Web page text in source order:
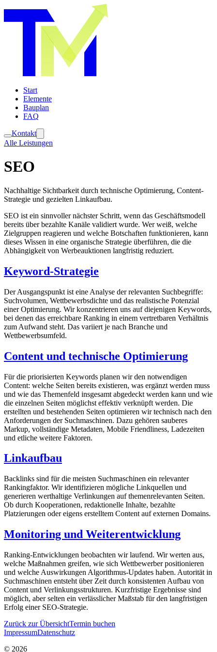
Start
Elemente
Bauplan
FAQ
Kontakt
Alle Leistungen
SEO
Nachhaltige Sichtbarkeit durch technische Optimierung, Content-
Strategie und gezielten Linkaufbau.
SEO ist ein sinnvoller nächster Schritt, wenn das Geschäftsmodell
bereits über bezahlte Kanäle validiert wurde. Wer weiß, welche
Zielgruppen reagieren und welche Botschaften funktionieren, kann
dieses Wissen in eine organische Strategie überführen, die die
Abhängigkeit von Werbeauktionen langfristig reduziert.
Keyword-Strategie
Der Ausgangspunkt ist eine Analyse der relevanten Suchbegriffe:
Suchvolumen, Wettbewerbsdichte und das realistische Potenzial
einer Optimierung. Wir konzentrieren uns auf diejenigen Keywords,
bei denen das erreichbare Ranking in einem vertretbaren Verhältnis
zum Aufwand steht. Das variiert je nach Branche und
Wettbewerbsumfeld.
Content und technische Optimierung
Für die priorisierten Keywords planen wir den notwendigen
Content: welche Seiten bereits existieren, was ergänzt werden muss
und wie das Themenfeld insgesamt abgedeckt werden kann und wie
die einzelnen Seiten möglichst effektiv verknüpft werden. Die
erstellten und bestehenden Seiten optimieren wir technisch nach den
Anforderungen der Suchmaschinen. Dazu gehören sauberes
Markup, vollständige Metadaten, Mobile Friendliness, Ladezeiten
und etliche weitere Faktoren.
Linkaufbau
Backlinks sind für die meisten Suchmaschinen ein relevanter
Rankingfaktor. Wir identifizieren mögliche Linkquellen und
generieren werthaltige Verlinkungen auf themenrelevanten Seiten.
Ob durch Kooperationen, redaktionelle Inhalte, bezahlte
Platzierungen oder eigens erstelltem Content auf externen Domains.
Monitoring und Weiterentwicklung
Ranking-Entwicklungen beobachten wir laufend. Wir werten aus,
welche Maßnahmen greifen, wie sich Wettbewerber positionieren
und welche Auswirkungen Algorithmus-Updates haben. Autorität in
Suchmaschinen entsteht über Zeit durch konsistenten Aufbau von
Content und Verlinkungsstrukturen. Kurzfristige Ergebnisse sind
möglich, aber selten ein verlässlicher Maßstab für den langfristigen
Erfolg einer SEO-Strategie.
Zurück zur ÜbersichtTermin buchen
ImpressumDatenschutz
© 2026